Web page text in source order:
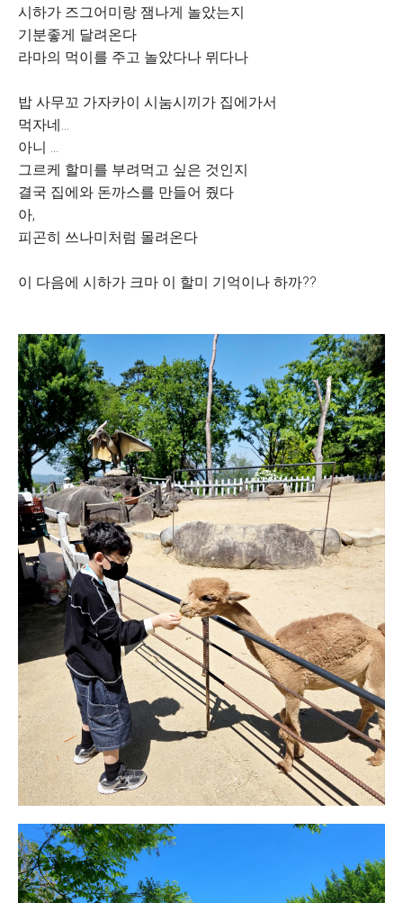
시하가 즈그어미랑 잼나게 놀았는지
기분좋게 달려온다
라마의 먹이를 주고 놀았다나 뮈다나
밥 사무꼬 가자카이 시눔시끼가 집에가서
먹자네...
아니 ...
그르케 할미를 부려먹고 싶은 것인지
결국 집에와 돈까스를 만들어 줬다
아,
피곤히 쓰나미처럼 몰려온다
이 다음에 시하가 크마 이 할미 기억이나 하까??